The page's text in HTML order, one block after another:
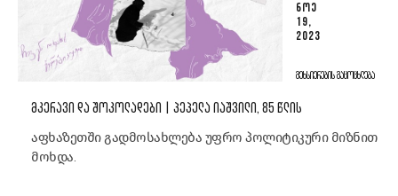
ᲜᲝᲔ
19,
2023
ᲛᲔᲮᲡᲘᲔᲠᲔᲑᲘᲡ ᲒᲐᲪᲝᲪᲮᲚᲔᲑᲐ
ᲛᲙᲔᲠᲐᲕᲘ ᲓᲐ ᲨᲝᲙᲝᲚᲐᲓᲔᲑᲘ | ᲞᲔᲞᲔᲚᲐ ᲘᲐᲨᲕᲘᲚᲘ, 85 ᲬᲚᲘᲡ
აფხაზეთში გადმოსახლება უფრო პოლიტიკური მიზნით
მოხდა.